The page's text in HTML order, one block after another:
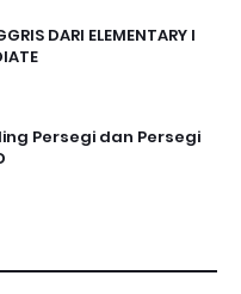
DARI ELEMENTARY I
Persegi dan Persegi